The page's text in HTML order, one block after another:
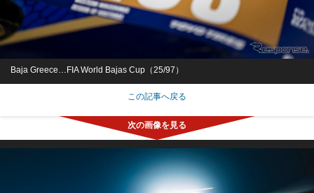
Baja Greece…FIA World Bajas Cup（25/97）
この記事へ戻る